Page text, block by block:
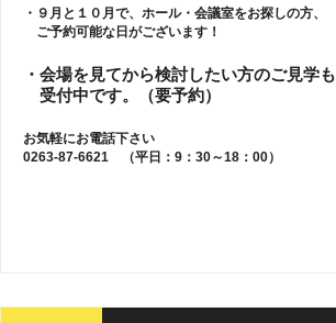
・９月と１０月で、ホール・会議室をお探しの方、
ご予約可能な日がございます！
・会場を見てから検討したい方のご見学も
受付中です。（要予約）
お気軽にお電話下さい
0263-87-6621 （平日：9：30～18：00）